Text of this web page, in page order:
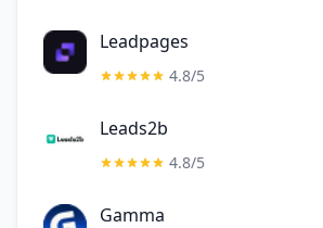
Leadpages
4.8/5
Leads2b
4.8/5
Gamma